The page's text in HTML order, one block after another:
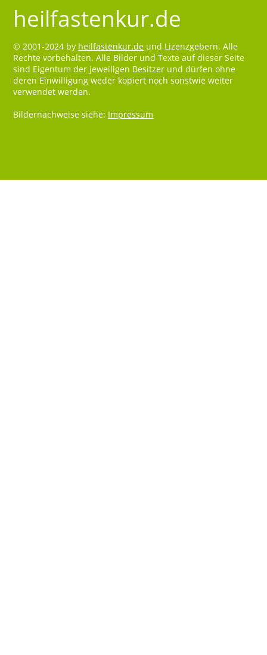
heilfastenkur.de
© 2001-2024 by heilfastenkur.de und Lizenzgebern. Alle
Rechte vorbehalten. Alle Bilder und Texte auf dieser Seite
sind Eigentum der jeweiligen Besitzer und dürfen ohne
deren Einwilligung weder kopiert noch sonstwie weiter
verwendet werden.
Bildernachweise siehe: Impressum